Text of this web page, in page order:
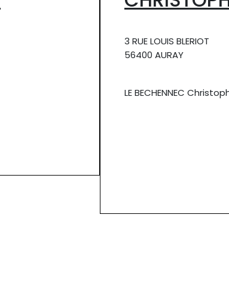
3 RUE LOUIS BLERIOT
56400 AURAY
LE BECHENNEC